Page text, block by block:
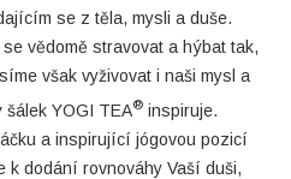
se z těla, mysli a duše.
vědomě stravovat a hýbat tak,
však vyživovat i naši mysl a
YOGI TEA®inspiruje.
a inspirující jógovou pozicí
k dodání rovnováhy Vaší duši,